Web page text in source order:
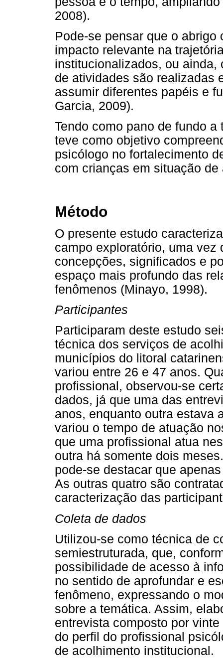
2008).
Pode-se pensar que o
impacto relevante na
institucionalizados, ou ainda,
de atividades são realizadas
assumir diferentes papéis e
Garcia, 2009).
Tendo como pano de fundo
teve como objetivo
psicólogo no fortalecimento
com crianças em situação
Método
O presente estudo
campo exploratório, uma vez
concepções, significados e
espaço mais profundo das
fenômenos (Minayo, 1998).
Participantes
Participaram deste estudo
técnica dos serviços de
municípios do litoral
variou entre 26 e 47 anos.
profissional, observou-se
dados, já que uma das
anos, enquanto outra estava
variou o tempo de atuação
que uma profissional atua
outra há somente dois
pode-se destacar que
As outras quatro são
caracterização das
Coleta de dados
Utilizou-se como técnica de
semiestruturada, que,
possibilidade de acesso à
no sentido de aprofundar e
fenômeno, expressando o
sobre a temática. Assim,
entrevista composto por
do perfil do profissional
de acolhimento institucional.